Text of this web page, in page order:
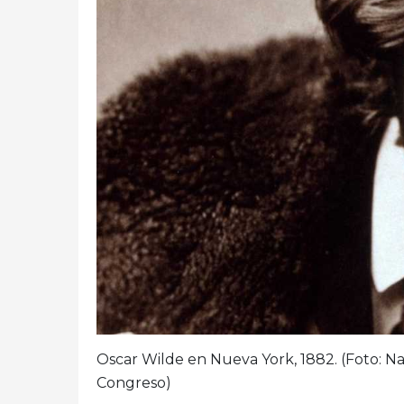
Oscar Wilde en Nueva York, 1882. (Foto:
Congreso)